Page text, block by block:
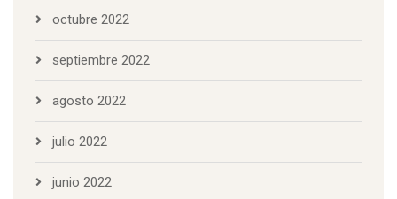
octubre 2022
septiembre 2022
agosto 2022
julio 2022
junio 2022